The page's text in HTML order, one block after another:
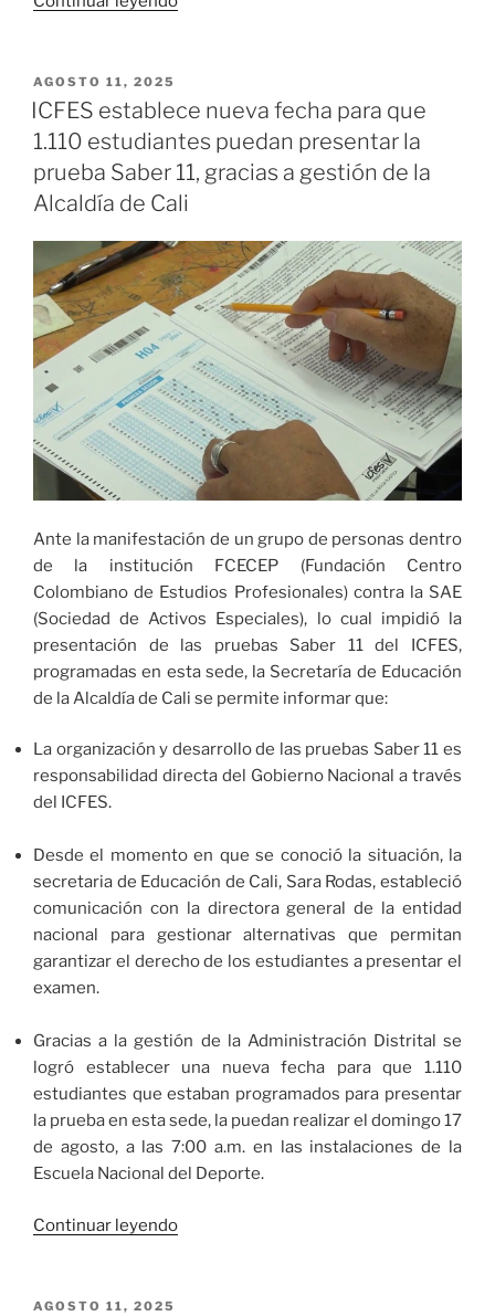
Cauca
confirmó
buenas
noticias
para
adultos
mayores
de
Comuna
15»
PUBLICADO
EL
AGOSTO 11, 2025
ICFES establece nueva fecha para que
1.110 estudiantes puedan presentar la
prueba Saber 11, gracias a gestión de la
Alcaldía de Cali
Ante la manifestación de un grupo de personas dentro
de la institución FCECEP (Fundación Centro
Colombiano de Estudios Profesionales) contra la SAE
(Sociedad de Activos Especiales), lo cual impidió la
presentación de las pruebas Saber 11 del ICFES,
programadas en esta sede, la Secretaría de Educación
de la Alcaldía de Cali se permite informar que:
La organización y desarrollo de las pruebas Saber 11 es
responsabilidad directa del Gobierno Nacional a través
del ICFES.
Desde el momento en que se conoció la situación, la
secretaria de Educación de Cali, Sara Rodas, estableció
comunicación con la directora general de la entidad
nacional para gestionar alternativas que permitan
garantizar el derecho de los estudiantes a presentar el
examen.
Gracias a la gestión de la Administración Distrital se
logró establecer una nueva fecha para que 1.110
estudiantes que estaban programados para presentar
la prueba en esta sede, la puedan realizar el domingo 17
de agosto, a las 7:00 a.m. en las instalaciones de la
Escuela Nacional del Deporte.
Continuar leyendo«ICFES
PUBLICADO
AGOSTO 11, 2025